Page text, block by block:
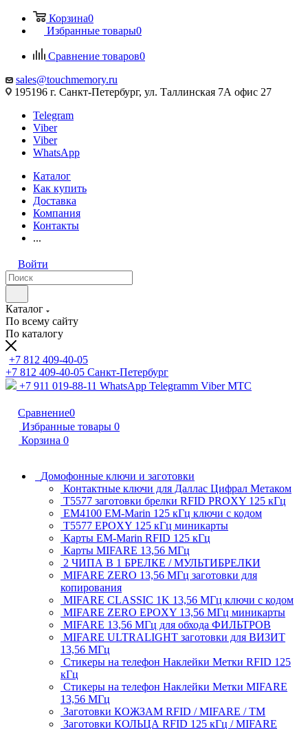
Корзина0
Избранные товары0
Сравнение товаров0
sales@touchmemory.ru
195196 г. Санкт-Петербург, ул. Таллинская 7А офис 27
Telegram
Viber
Viber
WhatsApp
Каталог
Как купить
Доставка
Компания
Контакты
...
Войти
Каталог
По всему сайту
По каталогу
+7 812 409-40-05
+7 812 409-40-05 Санĸт-Петербург
+7 911 019-88-11 WhatsApp Telegramm Viber МТС
Сравнение0
Избранные товары 0
Корзина 0
Домофонные ключи и заготовки
Контактные ключи для Даллас Цифрал Метаком
T5577 заготовки брелки RFID PROXY 125 кГц
EM4100 EM-Marin 125 кГц ключи с кодом
T5577 EPOXY 125 кГц миникарты
Карты EM-Marin RFID 125 кГц
Карты MIFARE 13,56 МГц
2 ЧИПА В 1 БРЕЛКЕ / МУЛЬТИБРЕЛКИ
MIFARE ZERO 13,56 МГц заготовки для
копирования
MIFARE CLASSIC 1K 13,56 МГц ключи с кодом
MIFARE ZERO EPOXY 13,56 МГц миникарты
MIFARE 13,56 МГц для обхода ФИЛЬТРОВ
MIFARE ULTRALIGHT заготовки для ВИЗИТ
13,56 МГц
Стикеры на телефон Наклейки Метки RFID 125
кГц
Стикеры на телефон Наклейки Метки MIFARE
13,56 МГц
Заготовки КОЖЗАМ RFID / MIFARE / TM
Заготовки КОЛЬЦА RFID 125 кГц / MIFARE